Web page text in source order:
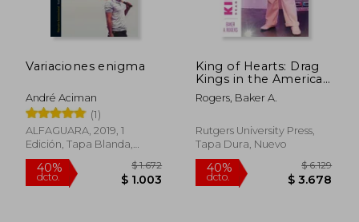
Variaciones enigma
André Aciman
(1)
ALFAGUARA, 2019, 1
Edición, Tapa Blanda,
Nuevo
King of Hearts: Drag
Kings in the American
South (en Inglés)
Rogers, Baker A.
Rutgers University Press,
Tapa Dura, Nuevo